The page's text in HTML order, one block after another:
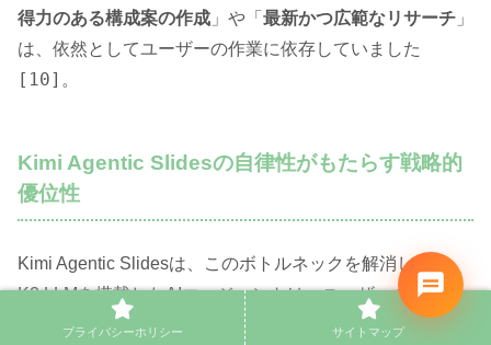
得力のある構成案の作成 」や「 最新かつ広範なリサーチ 」
は、依然としてユーザーの作業に依存していました
[10] 。
Kimi Agentic Slidesの自律性がもたらす戦略的
優位性
Kimi Agentic Slidesは、このボトルネックを解消します。
K2 LLMを搭載したAIエージェントは、ユーザーの指示を
自律的に分析 し、Agentic Searchを通じて外部環境から最
プライバシーホリシー サイトマップ